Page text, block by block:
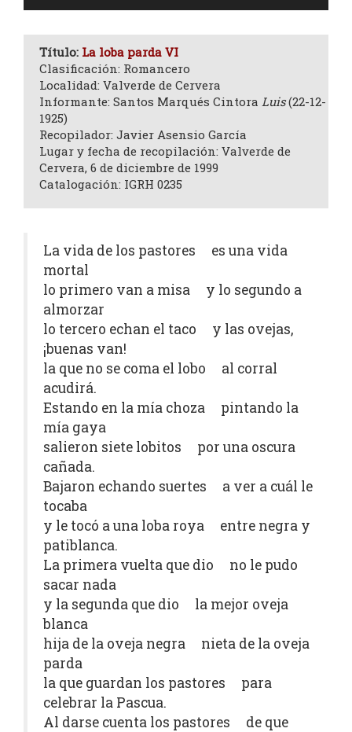
Título: La loba parda VI
Clasificación: Romancero
Localidad: Valverde de Cervera
Informante: Santos Marqués Cintora Luis(22-12-
1925)
Recopilador: Javier Asensio García
Lugar y fecha de recopilación: Valverde de
Cervera, 6 de diciembre de 1999
Catalogación: IGRH 0235
La vida de los pastores es una vida
mortal
lo primero van a misa y lo segundo a
almorzar
lo tercero echan el taco y las ovejas,
¡buenas van!
la que no se coma el lobo al corral
acudirá.
Estando en la mía choza pintando la
mía gaya
salieron siete lobitos por una oscura
cañada.
Bajaron echando suertes a ver a cuál le
tocaba
y le tocó a una loba roya entre negra y
patiblanca.
La primera vuelta que dio no le pudo
sacar nada
y la segunda que dio la mejor oveja
blanca
hija de la oveja negra nieta de la oveja
parda
la que guardan los pastores para
celebrar la Pascua.
Al darse cuenta los pastores de que